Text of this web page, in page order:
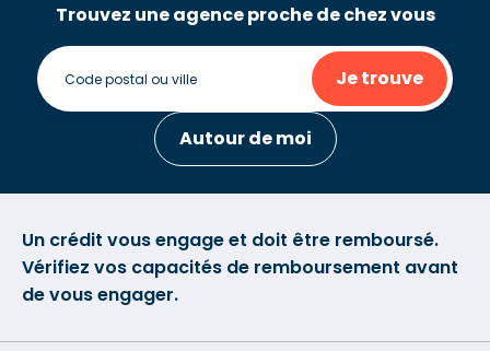
Trouvez une agence proche de chez vous
Je trouve
Autour de moi
Un crédit vous engage et doit être remboursé.
Vérifiez vos capacités de remboursement avant
de vous engager.